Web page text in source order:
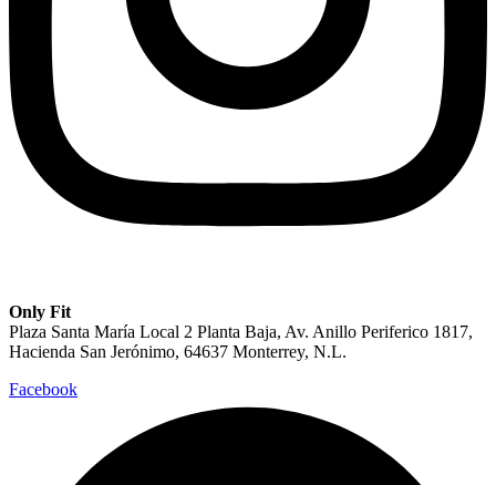
Only Fit
Plaza Santa María Local 2 Planta Baja, Av. Anillo Periferico 1817,
Hacienda San Jerónimo, 64637 Monterrey, N.L.
Facebook